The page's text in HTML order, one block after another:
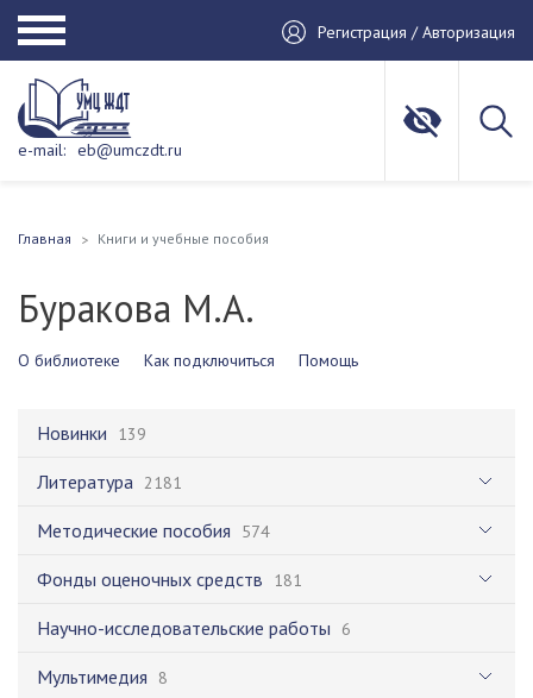
Регистрация / Авторизация
e-mail: eb@umczdt.ru
Главная Книги и учебные пособия
Буракова М.А.
О библиотеке Как подключиться Помощь
Новинки 139
Литература 2181
Методические пособия 574
Фонды оценочных средств 181
Научно-исследовательские работы 6
Мультимедия 8